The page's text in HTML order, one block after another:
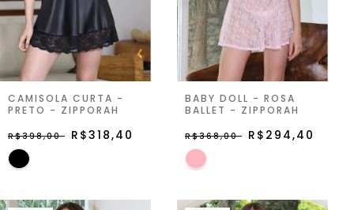
CAMISOLA CURTA -
PRETO - ZIPPORAH
R$398,00 R$318,40
BABY DOLL - ROSA
BALLET - ZIPPORAH
R$368,00 R$294,40